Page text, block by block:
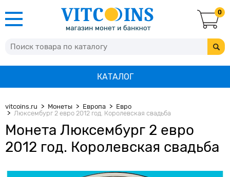
0
КАТАЛОГ
vitcoins.ru Монеты Европа
Евро
Люксембург 2 евро 2012 год. Королевская свадьба
Монета Люксембург 2 евро
2012 год. Королевская свадьба